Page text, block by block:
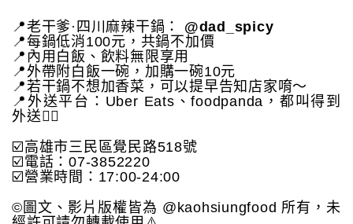
📍老干爹·四川麻辣干鍋： @dad_spicy
📍每鍋低消100元，共鍋不加價
📍內用白飯、飲料無限享用
📍外帶附白飯一碗，加購一碗10元
📍若干鍋不想加香菜，可以提早告知店家唷～
📍外送平台：Uber Eats、foodpanda，都叫得到
外送👍🏻
☑️高雄市三民區覺民路518號
☑️電話：07-3852220
☑️營業時間：17:00-24:00
©️圖文、影片版權皆為 @kaohsiungfood 所有，未